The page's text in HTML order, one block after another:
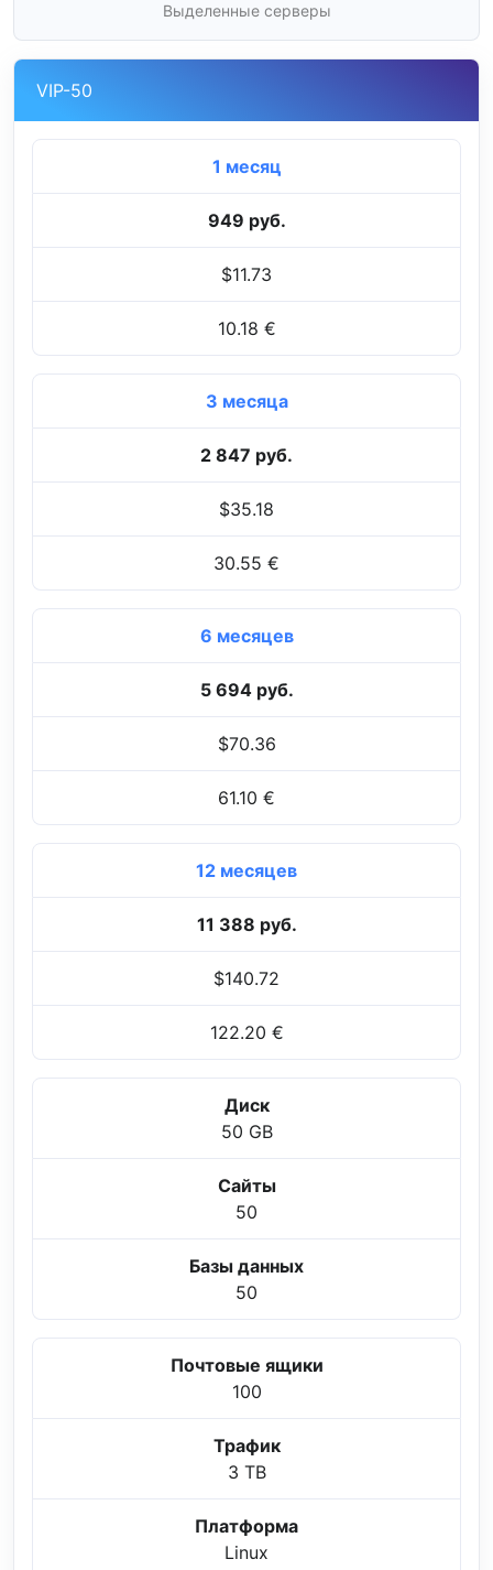
Выделенные серверы
VIP-50
1 месяц
949 руб.
$11.73
10.18 €
3 месяца
2 847 руб.
$35.18
30.55 €
6 месяцев
5 694 руб.
$70.36
61.10 €
12 месяцев
11 388 руб.
$140.72
122.20 €
Диск
50 GB
Сайты
50
Базы данных
50
Почтовые ящики
100
Трафик
3 TB
Платформа
Linux